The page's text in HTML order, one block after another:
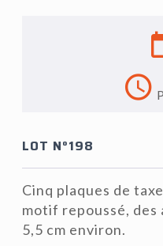
LOT N°198
Cinq plaques de
motif repoussé, des
5,5 cm environ.